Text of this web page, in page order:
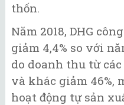
thốn.
Năm 2018, DHG
giảm 4,4% so với
do doanh thu từ
và khác giảm 46%,
hoạt động tự sản